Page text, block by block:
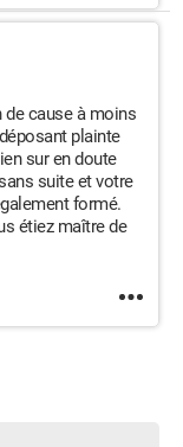
de cause à moins
plainte
sur en doute
suite et votre
formé.
étiez maître de